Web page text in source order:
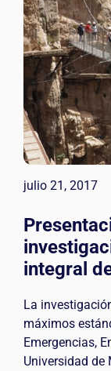
julio 21, 2017
integral
La
máximos
Emergencias,
Universidad de